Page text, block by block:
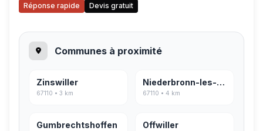
Réponse rapide Devis gratuit
Communes à proximité
Zinswiller
67110 • 3 km
Niederbronn-les-Bains
67110 • 4 km
Gumbrechtshoffen Offwiller